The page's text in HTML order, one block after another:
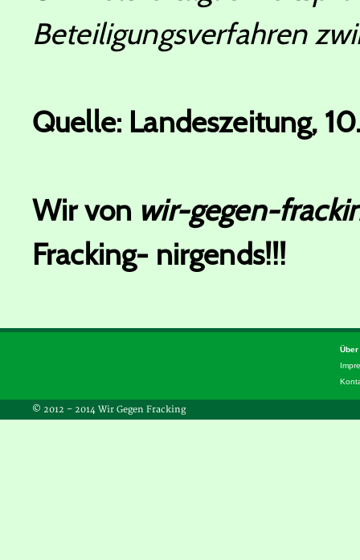
Beteiligungsverfahren
Quelle: Landeszeitung,
Wir von wir-gegen-
Fracking- nirgends!!!
Über
© 2012 – 2014 Wir Gegen Fracking